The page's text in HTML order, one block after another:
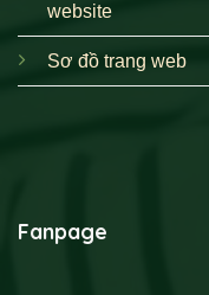
website
Sơ đồ trang web
Fanpage